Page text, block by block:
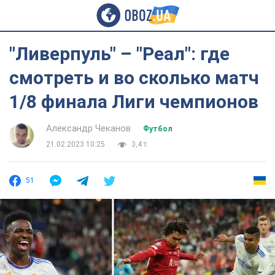
"Ливерпуль" – "Реал": где
смотреть и во сколько матч
1/8 финала Лиги чемпионов
Александр Чеканов
Футбол
21.02.2023 10:25
3,4 т.
51